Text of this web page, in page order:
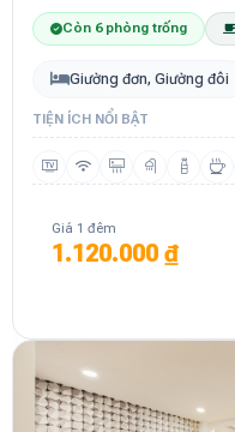
Còn 6 phòng trống
Giường đơn, Giường đôi
TIỆN ÍCH NỔI BẬT
Giá 1 đêm
1.120.000 ₫